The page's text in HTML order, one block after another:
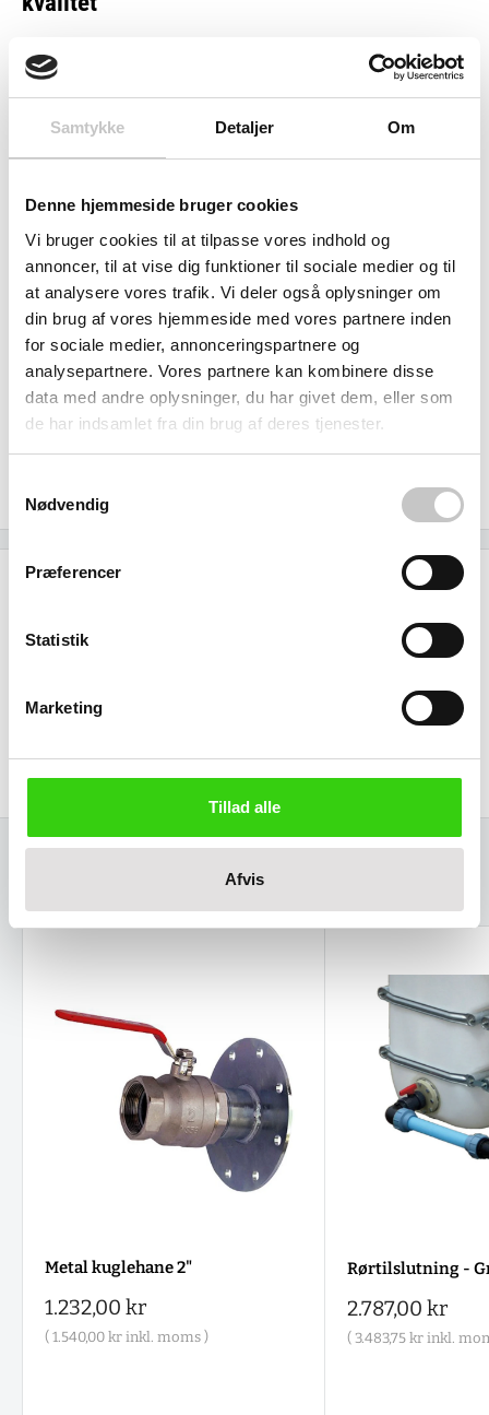
Samtykke Detaljer Om
Denne hjemmeside bruger cookies
Vi bruger cookies til at tilpasse vores indhold og
annoncer, til at vise dig funktioner til sociale medier og til
at analysere vores trafik. Vi deler også oplysninger om
din brug af vores hjemmeside med vores partnere inden
for sociale medier, annonceringspartnere og
analysepartnere. Vores partnere kan kombinere disse
data med andre oplysninger, du har givet dem, eller som
de har indsamlet fra din brug af deres tjenester.
Nødvendig
Præferencer
Statistik
Marketing
Tillad alle
Afvis
Installation gøres nem med den store DN 400
påfyldningskuppel og fleksible tilslutningsmuligheder via
dokumenterer tankens egnethed til både
drikkevandskontakt og kemikalielagring, hvilket åbner for
anvendelse i vandforsyning, fødevareindustri og kemisk
industri.
Med over 40 års erfaring leverer Graf internationale
standarder for holdbarhed og sikkerhed, anvendt bredt
inden for industri, landbrug og vandforsyning verden
Kapacitet
Ydre:1400 x 720 x 1400 mm
Metal kuglehane 2"
Salgspris
1.232,00 kr
( 1.540,00 kr inkl. moms )
Rørtilslutning -
Salgspris
2.787,00 kr
( 3.483,75 krinkl.